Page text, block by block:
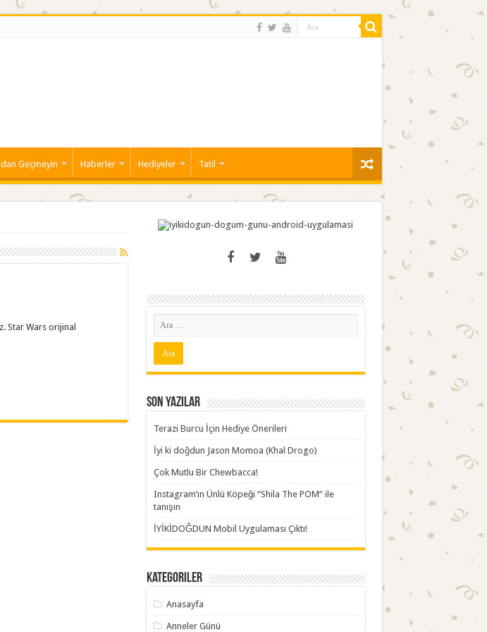
Geçmeyin Haberler Hediyeler Tatil
Star Wars orijinal
Son Yazılar
Terazi Burcu İçin Hediye Önerileri
İyi ki doğdun Jason Momoa (Khal Drogo)
Çok Mutlu Bir Chewbacca!
Instagram’ın Ünlü Köpeği “Shila The POM” ile
tanışın
İYİKİDOĞDUN Mobil Uygulaması Çıktı!
Kategoriler
Anasayfa
Anneler Günü